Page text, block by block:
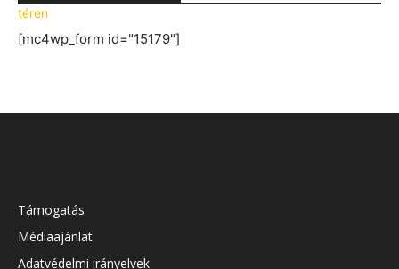
[mc4wp_form id="15179"]
Támogatás
Médiaajánlat
Adatvédelmi irányelvek